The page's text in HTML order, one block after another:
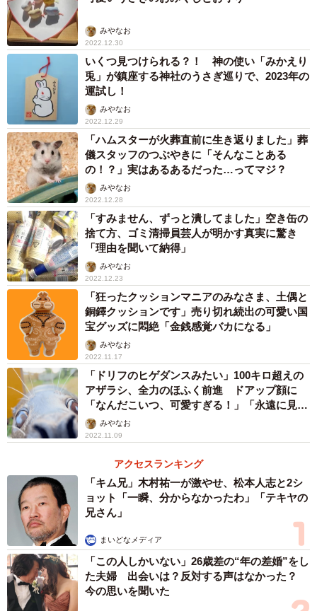
みやなお
2022.12.30
いくつ見つけられる？！ 神の使い「みかえり
兎」が鎮座する神社のうさぎ巡りで、2023年の
運試し！
みやなお
2022.12.29
「ハムスターが火葬直前に生き返りました」葬
儀スタッフのつぶやきに「そんなことある
の！？」実はあるあるだった…ってマジ？
みやなお
2022.12.28
「すみません、ずっと潰してました」空き缶の
捨て方、ゴミ清掃員芸人が明かす真実に驚き
「理由を聞いて納得」
みやなお
2022.12.23
「狂ったクッションマニアのみなさま、土偶と
銅鐸クッションです」売り切れ続出の可愛い国
宝グッズに悶絶「金銭感覚バカになる」
みやなお
2022.11.17
「ドリフのヒゲダンスみたい」100キロ超えの
アザラシ、全力のほふく前進 ドアップ顔に
「なんだこいつ、可愛すぎる！」「永遠に見ち
ゃうw」
みやなお
2022.11.09
アクセスランキング
「キム兄」木村祐一が激やせ、松本人志と2シ
ョット「一瞬、分からなかったわ」「テキヤの
兄さん」
まいどなメディア
「この人しかいない」26歳差の“年の差婚”をし
た夫婦 出会いは？反対する声はなかった？
今の思いを聞いた